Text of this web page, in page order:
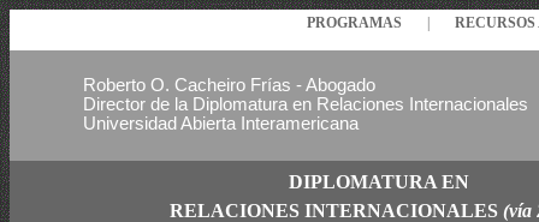
PROGRAMAS
Roberto O. Cacheiro Frías - Abogado
Director de la Diplomatura en Relaciones Internacionales
Universidad Abierta Interamericana
DIPLOMATURA EN
RELACIONES INTERNACIONALES (vía